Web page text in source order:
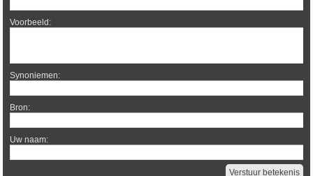
Voorbeeld:
Synoniemen:
Bron:
Uw naam: